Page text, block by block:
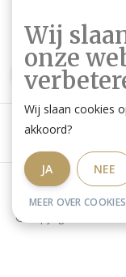
ABONNEER
Algemene
© Copyright 2026 -
Wij
onze
Wij slaan cookies
akkoord?
JA NEE
MEER OVER